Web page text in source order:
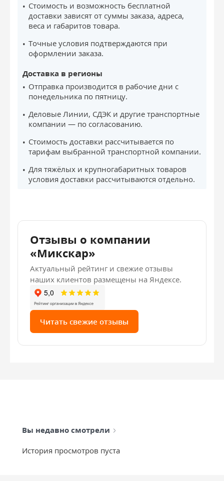
Стоимость и возможность бесплатной
доставки зависят от суммы заказа, адреса,
веса и габаритов товара.
Точные условия подтверждаются при
оформлении заказа.
Доставка в регионы
Отправка производится в рабочие дни с
понедельника по пятницу.
Деловые Линии, СДЭК и другие транспортные
компании — по согласованию.
Стоимость доставки рассчитывается по
тарифам выбранной транспортной компании.
Для тяжёлых и крупногабаритных товаров
условия доставки рассчитываются отдельно.
Отзывы о компании
«Микскар»
Актуальный рейтинг и свежие отзывы
наших клиентов размещены на Яндексе.
Читать свежие отзывы
Вы недавно смотрели
История просмотров пуста